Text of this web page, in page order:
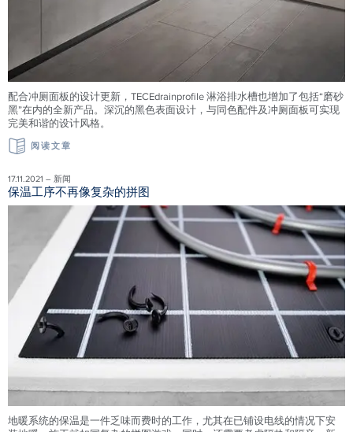
配合冲厕面板的设计更新，TECEdrainprofile 淋浴排水槽也增加了包括“磨砂
黑”在内的全新产品。深沉的黑色表面设计，与同色配件及冲厕面板可实现
完美和谐的设计风格。
阅读文章
17.11.2021 – 新闻
保温工序不再像复杂的拼图
地暖系统的保温是一件乏味而费时的工作，尤其在已铺设电线的情况下安